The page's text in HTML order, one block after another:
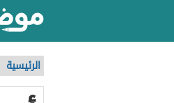
الرئيسية